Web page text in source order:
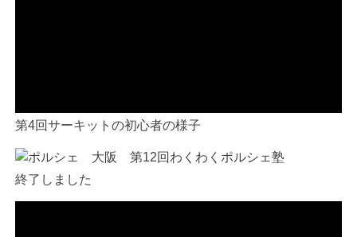
第4回サーキットの初心者の様子
終了しました